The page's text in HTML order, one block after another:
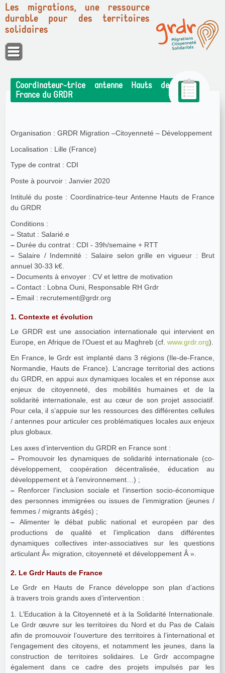
Panneau de gestion des cookies
Les migrations, une ressource
durable pour des territoires
solidaires
Coordinateur-trice antenne Hauts de
France du GRDR
Organisation : GRDR Migration –Citoyenneté – Développement
Localisation : Lille (France)
Type de contrat : CDI
Poste à pourvoir : Janvier 2020
Intitulé du poste : Coordinatrice-teur Antenne Hauts de France
du GRDR
Conditions :
–
Statut : Salarié.e
– Durée du contrat : CDI - 39h/semaine + RTT
– Salaire / Indemnité : Salaire selon grille en vigueur : Brut
annuel 30-33 k€.
– Documents à envoyer : CV et lettre de motivation
–
Contact : Lobna Ouni, Responsable RH Grdr
–
Email : recrutement@grdr.org
1. Contexte et évolution
Le GRDR est une association internationale qui intervient en
Europe, en Afrique de l’Ouest et au Maghreb (cf. www.grdr.org).
En France, le Grdr est implanté dans 3 régions (Ile-de-France,
Normandie, Hauts de France). L’ancrage territorial des actions
du GRDR, en appui aux dynamiques locales et en réponse aux
enjeux de citoyenneté, des mobilités humaines et de la
solidarité internationale, est au cœur de son projet associatif.
Pour cela, il s’appuie sur les ressources des différentes cellules
/ antennes pour articuler ces problématiques locales aux enjeux
plus globaux.
Les axes d’intervention du GRDR en France sont :
– Promouvoir les dynamiques de solidarité internationale (co-
développement, coopération décentralisée, éducation au
développement et à l’environnement…) ;
– Renforcer l’inclusion sociale et l’insertion socio-économique
des personnes immigrées ou issues de l’immigration (jeunes /
femmes / migrants à¢gés) ;
– Alimenter le débat public national et européen par des
productions de qualité et l’implication dans différentes
dynamiques collectives inter-associatives sur les questions
articulant Â« migration, citoyenneté et développement Â ».
2. Le Grdr Hauts de France
Le Grdr en Hauts de France développe son plan d’actions
à travers trois grands axes d’intervention :
1. L’Education à la Citoyenneté et à la Solidarité Internationale.
Le Grdr œuvre sur les territoires du Nord et du Pas de Calais
afin de promouvoir l’ouverture des territoires à l’international et
l’engagement des citoyens, et notamment les jeunes, dans la
construction de territoires solidaires. Le Grdr accompagne
également dans ce cadre des projets impulsés par les